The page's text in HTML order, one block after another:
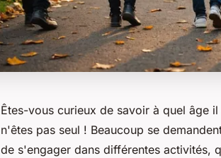
Êtes-vous curieux de savoir à quel âge
n'êtes pas seul ! Beaucoup se
de s'engager dans différentes activités,